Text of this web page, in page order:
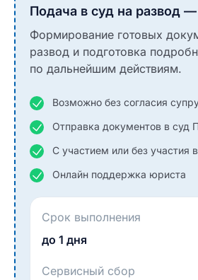
Подача в суд на развод
Формирование готовых
развод и подготовка
по дальнейшим действиям.
Возможно без согласия
Отправка документов в суд
С участием или без участия
Онлайн поддержка юриста
Срок выполнения
до 1 дня
Сервисный сбор